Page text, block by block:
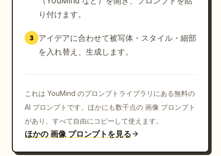
り付けます。
3
アイデアに合わせて被写体・スタイル・細部
を入れ替え、生成します。
これは YouMind のプロンプトライブラリにある無料の
AI プロンプトです。ほかにも数千点の 画像 プロンプト
があり、すべて自由にコピーして使えます。
ほかの 画像 プロンプトを見る